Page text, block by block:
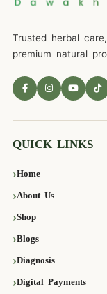
Trusted herbal
premium natural
QUICK LINKS
Home
About Us
Shop
Blogs
Diagnosis
Digital Payments